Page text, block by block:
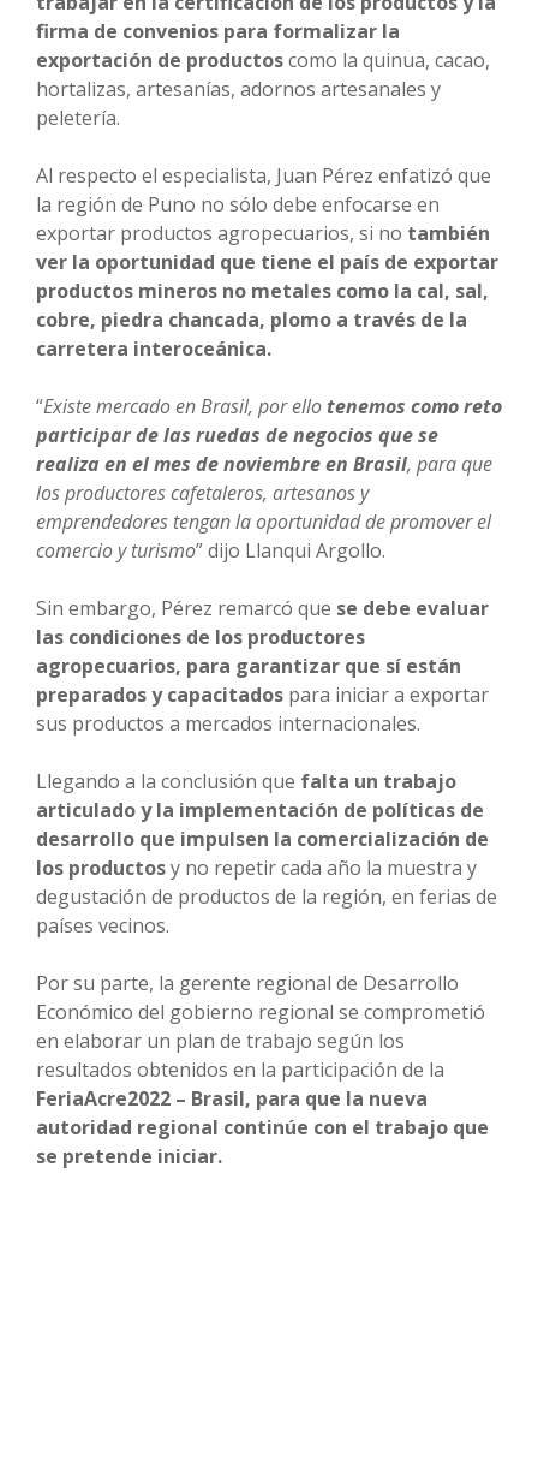
firma de convenios para formalizar la
exportación de productoscomo la quinua, cacao,
hortalizas, artesanías, adornos artesanales y
peletería.
Al respecto el especialista, Juan Pérez enfatizó que
la región de Puno no sólo debe enfocarse en
exportar productos agropecuarios, si no también
ver la oportunidad que tiene el país de exportar
productos mineros no metales como la cal, sal,
cobre, piedra chancada, plomo a través de la
carretera interoceánica.
“Existe mercado en Brasil, por ellotenemos como reto
participar de las ruedas de negocios que se
realiza en el mes de noviembre en Brasil, para que
los productores cafetaleros, artesanos y
emprendedores tengan la oportunidad de promover el
comercio y turismo” dijo Llanqui Argollo.
Sin embargo, Pérez remarcó que se debe evaluar
las condiciones de los productores
agropecuarios, para garantizar que sí están
preparados y capacitados para iniciar a exportar
sus productos a mercados internacionales.
Llegando a la conclusión que falta un trabajo
articulado y la implementación de políticas de
desarrollo que impulsen la comercialización de
los productosy no repetir cada año la muestra y
degustación de productos de la región, en ferias de
países vecinos.
Por su parte, la gerente regional de Desarrollo
Económico del gobierno regional se comprometió
en elaborar un plan de trabajo según los
resultados obtenidos en la participación de la
FeriaAcre2022 – Brasil, para que la nueva
autoridad regional continúe con el trabajo que
se pretende iniciar.